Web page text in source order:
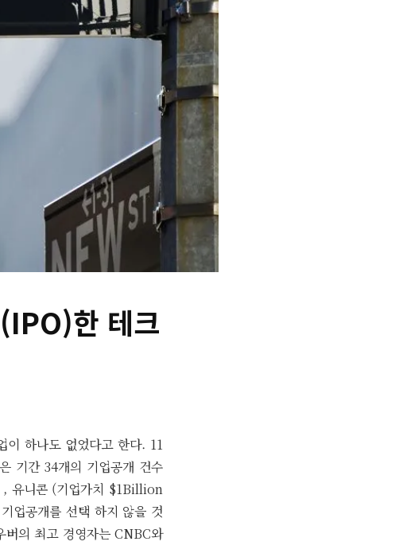
한 테크
하나도 없었다고 한다. 11
기간 34개의 기업공개 건수
, 유니콘 (기업가치 $1Billion
업공개를 선택 하지 않을 것
의 최고 경영자는 CNBC와